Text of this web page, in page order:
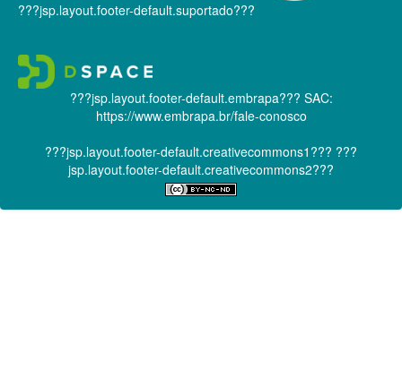
???jsp.layout.footer-default.suportado???
???jsp.layout.footer-default.embrapa??? SAC:
https://www.embrapa.br/fale-conosco
???jsp.layout.footer-default.creativecommons1??? ???
jsp.layout.footer-default.creativecommons2???